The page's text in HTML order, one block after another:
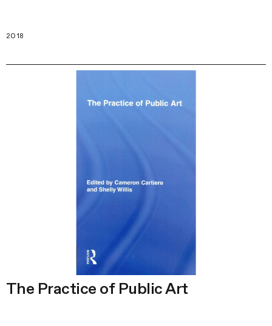
2018
The Practice of Public Art